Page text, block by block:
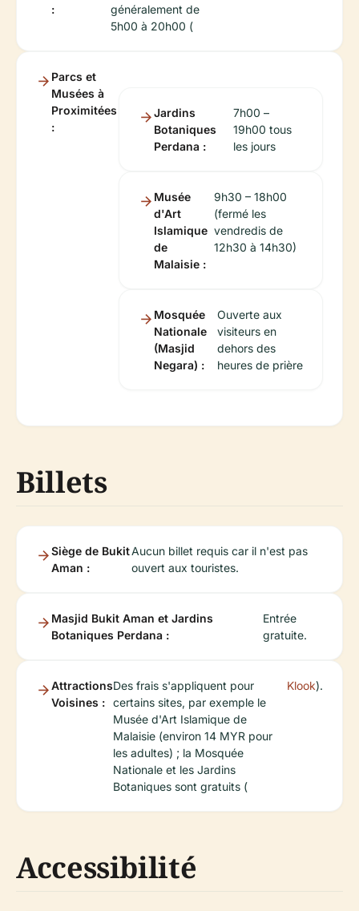
:
généralement de
5h00 à 20h00 (
Parcs et
Musées à
Proximitées
:
Jardins
Botaniques
Perdana :
7h00 –
19h00 tous
les jours
Musée
d'Art
Islamique
de
Malaisie :
9h30 – 18h00
(fermé les
vendredis de
12h30 à 14h30)
Mosquée
Nationale
(Masjid
Negara) :
Ouverte aux
visiteurs en
dehors des
heures de prière
Billets
Siège de Bukit
Aman :
Aucun billet requis car il n'est pas
ouvert aux touristes.
Masjid Bukit Aman et Jardins
Botaniques Perdana :
Entrée
gratuite.
Attractions
Voisines :
Des frais s'appliquent pour
certains sites, par exemple le
Musée d'Art Islamique de
Malaisie (environ 14 MYR pour
les adultes) ; la Mosquée
Nationale et les Jardins
Botaniques sont gratuits (
Klook).
Accessibilité